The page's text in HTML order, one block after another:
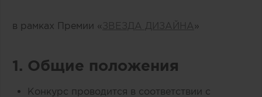
в рамках Премии « ЗВЕЗДА ДИЗАЙНА»
1. Общие положения
Конкурс проводится в соответствии с